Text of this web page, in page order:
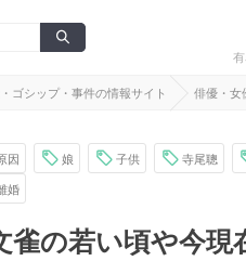
ゴシップ・事件の情報サイト 俳優・女
因 娘 子供 寺尾聰
婚
雀の若い頃や今現